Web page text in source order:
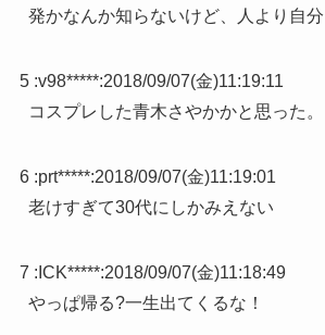
発かなんか知らないけど、人より自
5 :v98*****:2018/09/07(金)11:19:11
コスプレした青木さやかかと思った。
6 :prt*****:2018/09/07(金)11:19:01
老けすぎて30代にしかみえない
7 : ICK*****:2018/09/07(金)11:18:49
やっぱ帰る?一生出てくるな！